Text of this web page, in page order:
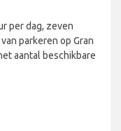
per dag, zeven
parkeren op Gran
aantal beschikbare